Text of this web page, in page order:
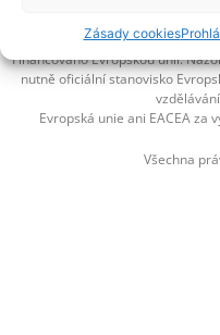
Zásady cookies
Financováno Evropskou unií.
nutně oficiální stanovisko
Evropská unie ani EACEA za
Všechna